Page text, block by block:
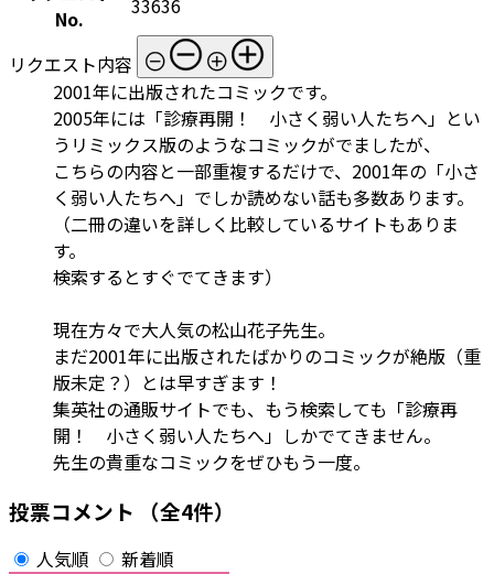
No.
33636
リクエスト内容
2001年に出版されたコミックです。
2005年には「診療再開！ 小さく弱い人たちへ」とい
うリミックス版のようなコミックがでましたが、
こちらの内容と一部重複するだけで、2001年の「小さ
く弱い人たちへ」でしか読めない話も多数あります。
（二冊の違いを詳しく比較しているサイトもありま
す。
検索するとすぐでてきます）
現在方々で大人気の松山花子先生。
まだ2001年に出版されたばかりのコミックが絶版（重
版未定？）とは早すぎます！
集英社の通販サイトでも、もう検索しても「診療再
開！ 小さく弱い人たちへ」しかでてきません。
先生の貴重なコミックをぜひもう一度。
投票コメント （全4件）
人気順 新着順